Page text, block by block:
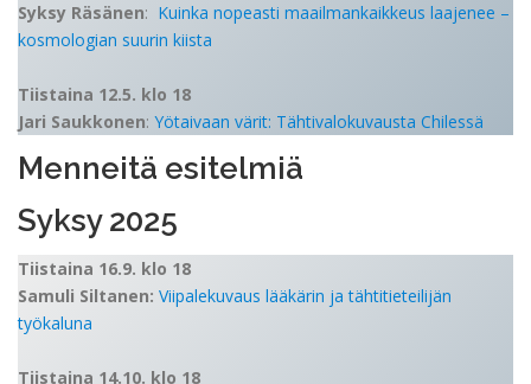
Syksy Räsänen: Kuinka nopeasti maailmankaikkeus laajenee –
kosmologian suurin kiista
Tiistaina 12.5. klo 18
Jari Saukkonen: Yötaivaan värit: Tähtivalokuvausta Chilessä
Menneitä esitelmiä
Syksy 2025
Tiistaina 16.9. klo 18
Samuli Siltanen: Viipalekuvaus lääkärin ja tähtitieteilijän
työkaluna
Tiistaina 14.10. klo 18